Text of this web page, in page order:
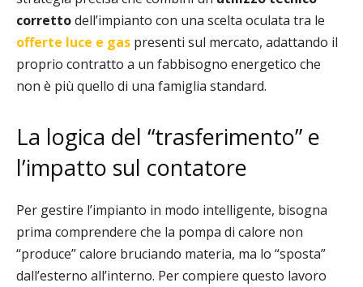
correttodell’impianto con una scelta oculata tra le
offerte luce e gas presenti sul mercato, adattando il
proprio contratto a un fabbisogno energetico che
non è più quello di una famiglia standard.
La logica del “trasferimento” e
l’impatto sul contatore
Per gestire l’impianto in modo intelligente, bisogna
prima comprendere che la pompa di calore non
“produce” calore bruciando materia, ma lo “sposta”
dall’esterno all’interno. Per compiere questo lavoro